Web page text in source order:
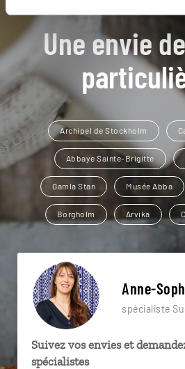
Une envie
Archipel de Stockholm
Abbaye Sainte-Brigitte
Gamla Stan Musée Abba
Borgholm Arvika
Anne-
spécialiste
Suivez vos envies et
spécialistes